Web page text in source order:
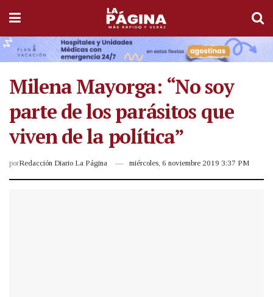
Milena Mayorga: “No soy
parte de los parásitos que
viven de la política”
porRedacción Diario La Página miércoles, 6 noviembre 2019 3:37 PM